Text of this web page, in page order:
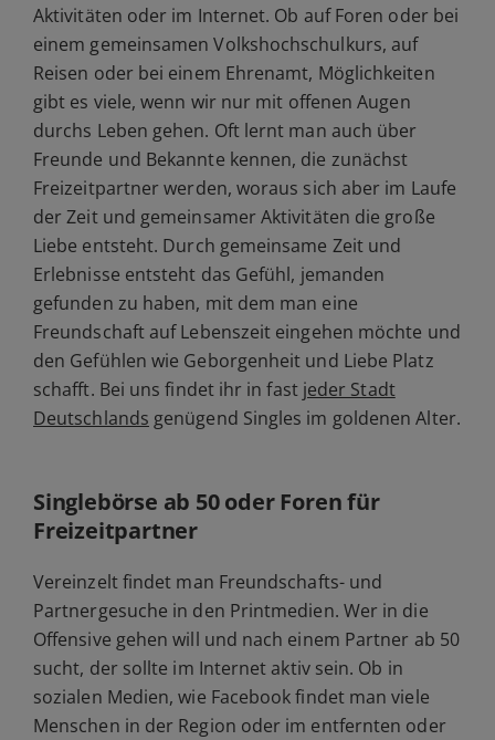
Aktivitäten oder im Internet. Ob auf Foren oder bei
einem gemeinsamen Volkshochschulkurs, auf
Reisen oder bei einem Ehrenamt, Möglichkeiten
gibt es viele, wenn wir nur mit offenen Augen
durchs Leben gehen. Oft lernt man auch über
Freunde und Bekannte kennen, die zunächst
Freizeitpartner werden, woraus sich aber im Laufe
der Zeit und gemeinsamer Aktivitäten die große
Liebe entsteht. Durch gemeinsame Zeit und
Erlebnisse entsteht das Gefühl, jemanden
gefunden zu haben, mit dem man eine
Freundschaft auf Lebenszeit eingehen möchte und
den Gefühlen wie Geborgenheit und Liebe Platz
schafft. Bei uns findet ihr in fast jeder Stadt
Deutschlands genügend Singles im goldenen Alter.
Singlebörse ab 50 oder Foren für
Freizeitpartner
Vereinzelt findet man Freundschafts- und
Partnergesuche in den Printmedien. Wer in die
Offensive gehen will und nach einem Partner ab 50
sucht, der sollte im Internet aktiv sein. Ob in
sozialen Medien, wie Facebook findet man viele
Menschen in der Region oder im entfernten oder